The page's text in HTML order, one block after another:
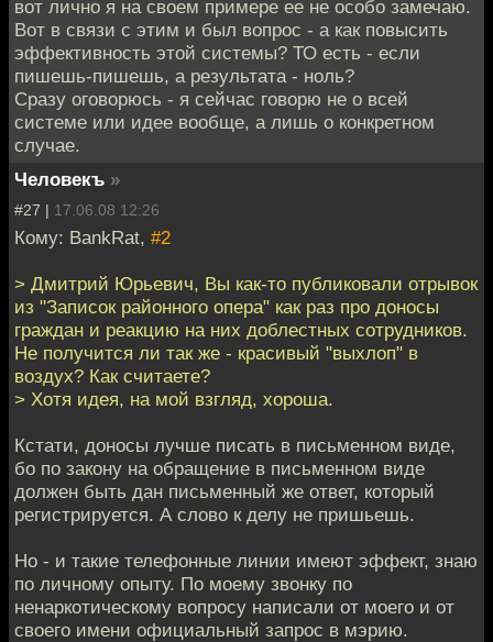
вот лично я на своем примере ее не особо замечаю.
Вот в связи с этим и был вопрос - а как повысить
эффективность этой системы? ТО есть - если
пишешь-пишешь, а результата - ноль?
Сразу оговорюсь - я сейчас говорю не о всей
системе или идее вообще, а лишь о конкретном
случае.
Человекъ »
#27 | 17.06.08 12:26
Кому: BankRat, #2
> Дмитрий Юрьевич, Вы как-то публиковали отрывок
из "Записок районного опера" как раз про доносы
граждан и реакцию на них доблестных сотрудников.
Не получится ли так же - красивый "выхлоп" в
воздух? Как считаете?
> Хотя идея, на мой взгляд, хороша.
Кстати, доносы лучше писать в письменном виде,
бо по закону на обращение в письменном виде
должен быть дан письменный же ответ, который
регистрируется. А слово к делу не пришьешь.
Но - и такие телефонные линии имеют эффект, знаю
по личному опыту. По моему звонку по
ненаркотическому вопросу написали от моего и от
своего имени официальный запрос в мэрию.